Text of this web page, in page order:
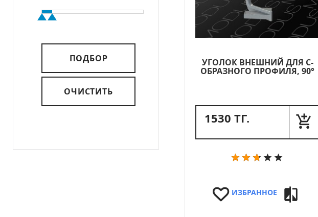
УГОЛОК ВНЕШНИЙ ДЛЯ С-
ОБРАЗНОГО ПРОФИЛЯ, 90°
1530 ТГ.
ИЗБРАННОЕ
ПОДБОР
ОЧИСТИТЬ